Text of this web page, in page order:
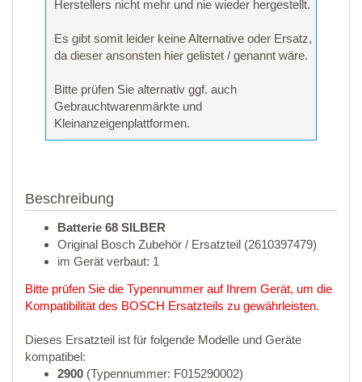
Herstellers nicht mehr und nie wieder hergestellt.
Es gibt somit leider keine Alternative oder Ersatz,
da dieser ansonsten hier gelistet / genannt wäre.
Bitte prüfen Sie alternativ ggf. auch
Gebrauchtwarenmärkte und
Kleinanzeigenplattformen.
Beschreibung
Batterie 68 SILBER
Original Bosch Zubehör / Ersatzteil (2610397479)
im Gerät verbaut: 1
Bitte prüfen Sie die Typennummer auf Ihrem Gerät, um die
Kompatibilität des BOSCH Ersatzteils zu gewährleisten.
Dieses Ersatzteil ist für folgende Modelle und Geräte
kompatibel:
2900 (Typennummer: F015290002)